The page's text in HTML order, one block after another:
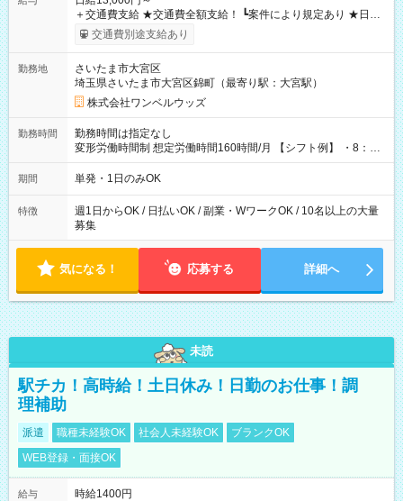
＋交通費支給 ★交通費全額支給！ ┗案件により規定あり ★日払
いOK！（規定あり） ┗働いたその日に現金GET♪ お仕事後はコ
ンビニATMから 日払い分を引き落とせます！ 【試用期間】試
交通費別途支給あり
勤務地
さいたま市大宮区
埼玉県さいたま市大宮区錦町（最寄り駅：大宮駅）
株式会社ワンベルウッズ
勤務時間
勤務時間は指定なし
変形労働時間制 想定労働時間160時間/月 【シフト例】 ・8：00
～21：00
期間 単発・1日のみOK
特徴
週1日からOK / 日払いOK / 副業・WワークOK / 10名以上の大量
募集
気になる！ 応募する 詳細へ
未読
駅チカ！高時給！土日休み！日勤のお仕事！調
理補助
派遣 職種未経験OK 社会人未経験OK
ブランクOK
WEB登録・面接OK
給与
時給1400円